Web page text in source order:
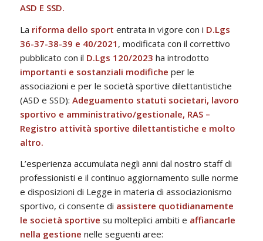
ASD E SSD.
La riforma dello sport entrata in vigore con i D.Lgs
36-37-38-39 e 40/2021 , modificata con il correttivo
pubblicato con il D.Lgs 120/2023 ha introdotto
importanti e sostanziali modifiche per le
associazioni e per le società sportive dilettantistiche
(ASD e SSD): Adeguamento statuti societari, lavoro
sportivo e amministrativo/gestionale, RAS –
Registro attività sportive dilettantistiche e molto
altro.
L’esperienza accumulata negli anni dal nostro staff di
professionisti e il continuo aggiornamento sulle norme
e disposizioni di Legge in materia di associazionismo
sportivo, ci consente di assistere quotidianamente
le società sportive su molteplici ambiti e affiancarle
nella gestione nelle seguenti aree: